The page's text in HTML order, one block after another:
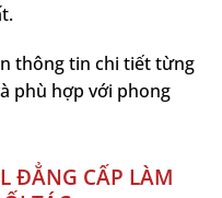
thông tin chi tiết từng
phù hợp với phong
ĐẲNG CẤP LÀM